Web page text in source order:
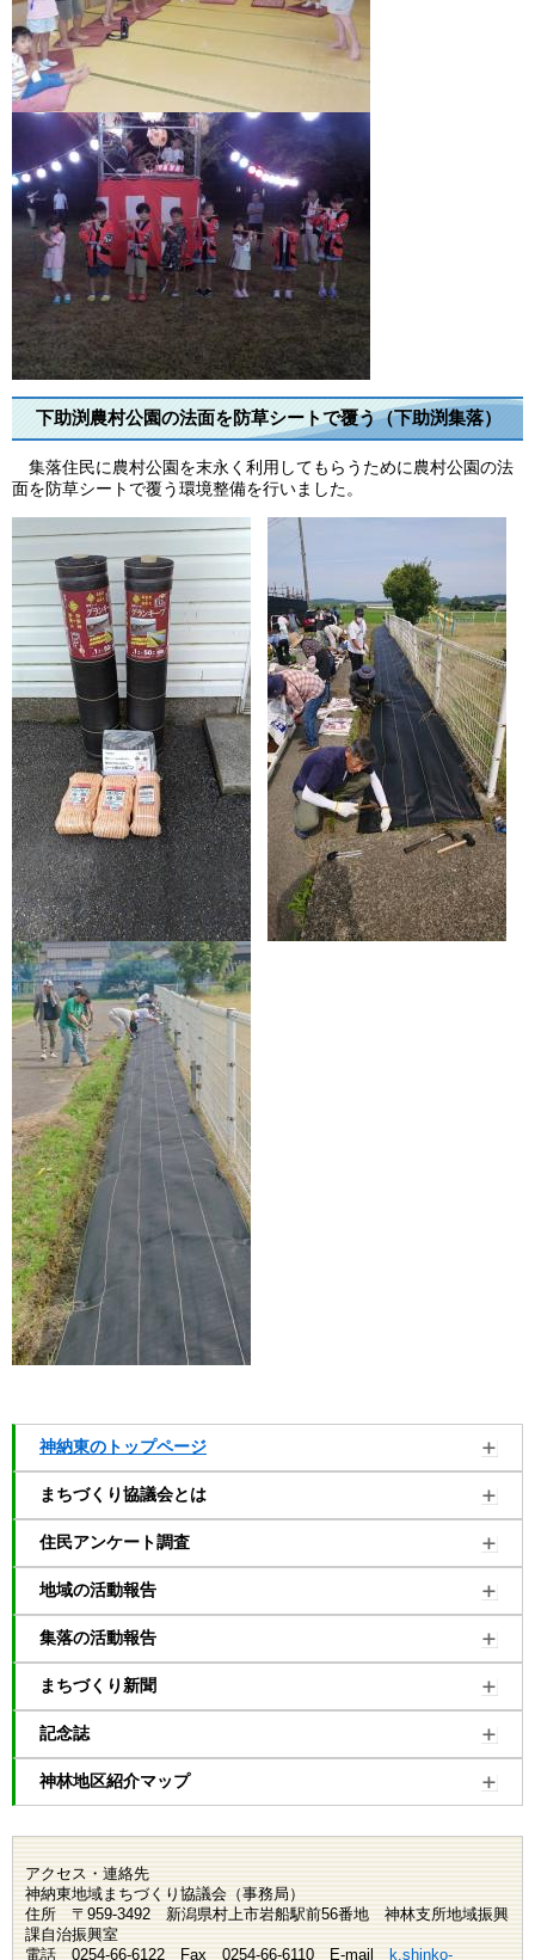
下助渕農村公園の法面を防草シートで覆う（下助渕集落）
集落住民に農村公園を末永く利用してもらうために農村公園の法
面を防草シートで覆う環境整備を行いました。
神納東のトップページ
まちづくり協議会とは
住民アンケート調査
地域の活動報告
集落の活動報告
まちづくり新聞
記念誌
神林地区紹介マップ
アクセス・連絡先
神納東地域まちづくり協議会（事務局）
住所 〒959-3492 新潟県村上市岩船駅前56番地 神林支所地域振興
課自治振興室
電話 0254-66-6122 Fax 0254-66-6110 E-mail
k.shinko-